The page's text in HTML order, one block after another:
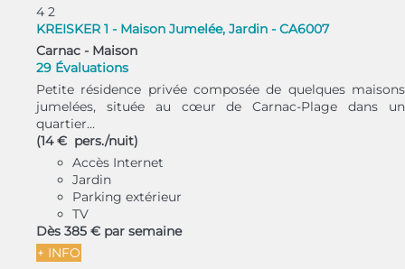
4 2
KREISKER 1 - Maison Jumelée, Jardin - CA6007
Carnac - Maison
29 Évaluations
Petite résidence privée composée de quelques maisons
jumelées, située au cœur de Carnac-Plage dans un
quartier...
(14 € pers./nuit)
Accès Internet
Jardin
Parking extérieur
TV
Dès 385 € par semaine
+ INFO